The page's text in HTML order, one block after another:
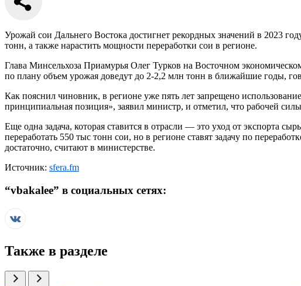
Урожай сои Дальнего Востока достигнет рекордных значений в 2023
тонн, а также нарастить мощности переработки сои в регионе.
Глава Минсельхоза Приамурья Олег Турков на Восточном
по плану объем урожая доведут до 2-2,2 млн тонн в ближайшие годы,
Как пояснил чиновник, в регионе уже пять лет запрещено
принципиальная позиция», заявил министр, и отметил, что рабочей
Еще одна задача, которая ставится в отрасли — это уход от экспорта
переработать 550 тыс тонн сои, но в регионе ставят задачу по
достаточно, считают в министерстве.
Источник: sfera.fm
“vbakalee” в социальных сетях:
Также в разделе